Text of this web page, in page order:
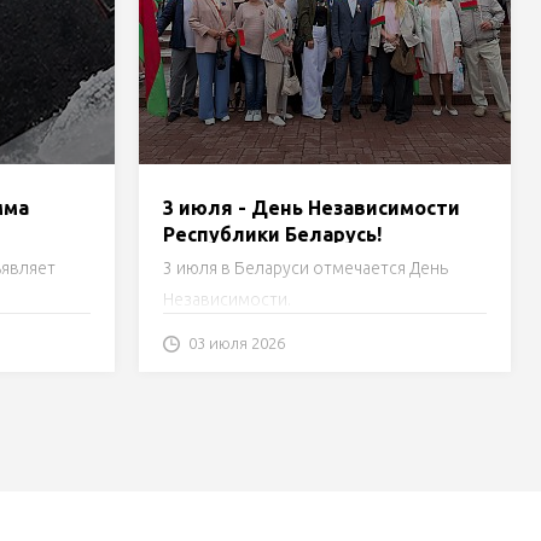
3 июля - День Независимости
Республики Беларусь!
3 июля в Беларуси отмечается День
Независимости.
03 июля 2026